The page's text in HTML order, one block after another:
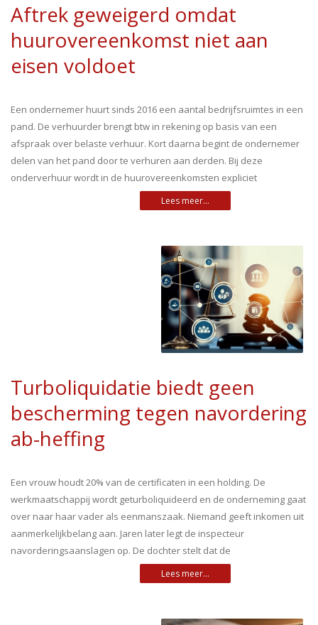
Aftrek geweigerd omdat
huurovereenkomst niet aan
eisen voldoet
Een ondernemer huurt sinds 2016 een aantal bedrijfsruimtes in een
pand. De verhuurder brengt btw in rekening op basis van een
afspraak over belaste verhuur. Kort daarna begint de ondernemer
delen van het pand door te verhuren aan derden. Bij deze
onderverhuur wordt in de huurovereenkomsten expliciet
Turboliquidatie biedt geen
bescherming tegen navordering
ab-heffing
Een vrouw houdt 20% van de certificaten in een holding. De
werkmaatschappij wordt geturboliquideerd en de onderneming gaat
over naar haar vader als eenmanszaak. Niemand geeft inkomen uit
aanmerkelijkbelang aan. Jaren later legt de inspecteur
navorderingsaanslagen op. De dochter stelt dat de